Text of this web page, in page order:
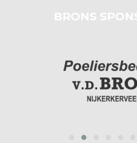
BRONS